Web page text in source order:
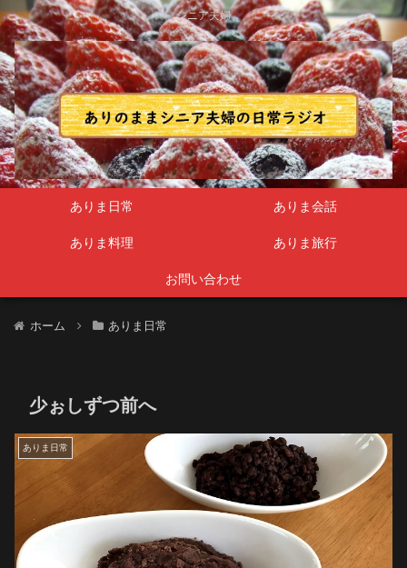
シニア夫婦
ありま日常 ありま会話
ありま料理 ありま旅行
お問い合わせ
ホーム ありま日常
少ぉしずつ前へ
ありま日常